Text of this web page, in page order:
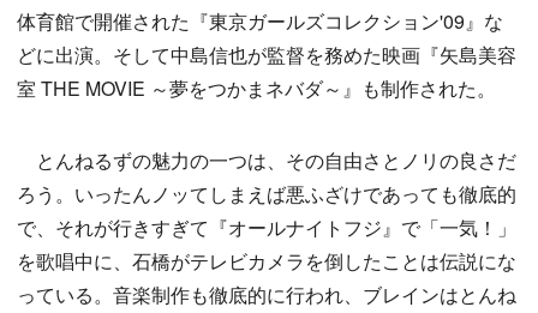
体育館で開催された『東京ガールズコレクション'09』な
どに出演。そして中島信也が監督を務めた映画『矢島美容
室 THE MOVIE ～夢をつかまネバダ～』も制作された。
とんねるずの魅力の一つは、その自由さとノリの良さだ
ろう。いったんノッてしまえば悪ふざけであっても徹底的
で、それが行きすぎて『オールナイトフジ』で「一気！」
を歌唱中に、石橋がテレビカメラを倒したことは伝説にな
っている。音楽制作も徹底的に行われ、ブレインはとんね